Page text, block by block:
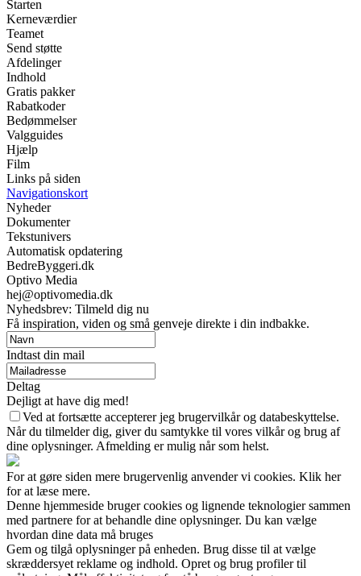
Starten
Kerneværdier
Teamet
Send støtte
Afdelinger
Indhold
Gratis pakker
Rabatkoder
Bedømmelser
Valgguides
Hjælp
Film
Links på siden
Navigationskort
Nyheder
Dokumenter
Tekstunivers
Automatisk opdatering
BedreByggeri.dk
Optivo Media
hej@optivomedia.dk
Nyhedsbrev: Tilmeld dig nu
Få inspiration, viden og små genveje direkte i din indbakke.
Indtast din mail
Deltag
Dejligt at have dig med!
Ved at fortsætte accepterer jeg brugervilkår og databeskyttelse.
Når du tilmelder dig, giver du samtykke til vores vilkår og brug af
dine oplysninger. Afmelding er mulig når som helst.
For at gøre siden mere brugervenlig anvender vi cookies. Klik her
for at læse mere.
Denne hjemmeside bruger cookies og lignende teknologier sammen
med partnere for at behandle dine oplysninger. Du kan vælge
hvordan dine data må bruges
Gem og tilgå oplysninger på enheden. Brug disse til at vælge
skræddersyet reklame og indhold. Opret og brug profiler til